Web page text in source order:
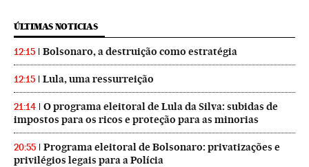
ÚLTIMAS NOTICIAS
12:15 Bolsonaro, a destruição como estratégia
12:15 Lula, uma ressurreição
21:14
O programa eleitoral de Lula da Silva: subidas de
impostos para os ricos e proteção para as minorias
20:55
Programa eleitoral de Bolsonaro: privatizações e
privilégios legais para a Polícia